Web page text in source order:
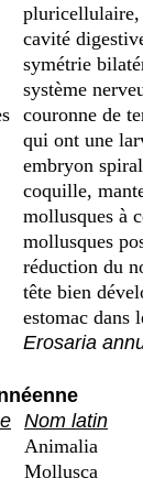
pluricellulaire,
cavité
symétrie
système
couronne de
qui ont une
embryon
coquille,
mollusques à
mollusques
réduction du
tête bien
estomac dans
Erosaria
Nom latin
Animalia
Mollusca